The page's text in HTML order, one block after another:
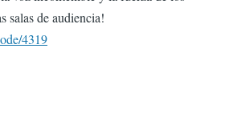
salas de audiencia!
4319